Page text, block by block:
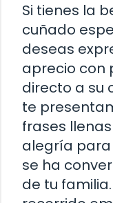
Si tienes la
cuñado
deseas
aprecio con
directo a su
te
frases
alegría para
se ha
de tu